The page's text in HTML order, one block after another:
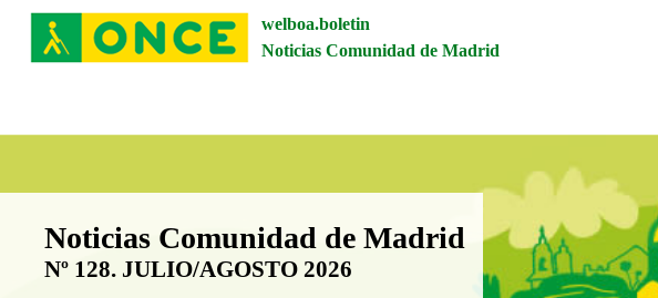
welboa.boletin
Noticias Comunidad de Madrid
Boletín Noticias Comunidad de Madrid
Noticias Comunidad de Madrid
Nº 128. JULIO/AGOSTO 2026